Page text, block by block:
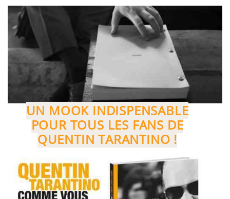
UN MOOK INDISPENSABLE
POUR TOUS LES FANS DE
QUENTIN TARANTINO !